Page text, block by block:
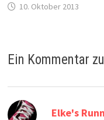
10. Oktober 2013
Ein Kommentar
Elke's